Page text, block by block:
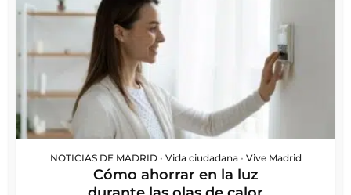
NOTICIAS DE MADRID • Vida ciudadana • Vive Madrid
Cómo ahorrar en la luz